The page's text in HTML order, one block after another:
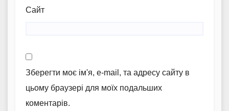
Сайт
Зберегти моє ім'я, e-mail, та адресу сайту в
цьому браузері для моїх подальших
коментарів.